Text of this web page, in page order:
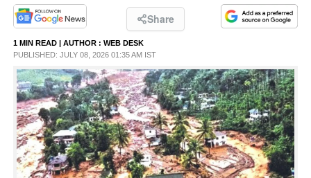
PHOTOS
LIFESTYLE
SPIRITUAL
INFO+
Share
1 MIN READ | AUTHOR : WEB DESK
PUBLISHED: JULY 08, 2026 01:35 AM IST